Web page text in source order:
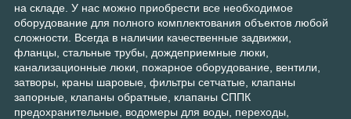
на складе. У нас можно приобрести все необходимое
оборудование для полного комплектования объектов любой
сложности. Всегда в наличии качественные задвижки,
фланцы, стальные трубы, дождеприемные люки,
канализационные люки, пожарное оборудование, вентили,
затворы, краны шаровые, фильтры сетчатые, клапаны
запорные, клапаны обратные, клапаны СППК
предохранительные, водомеры для воды, переходы,